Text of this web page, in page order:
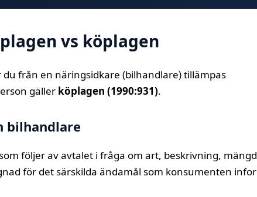
vs köplagen
från en näringsidkare (bilhandlare) tillämpas
gäller köplagen (1990:931).
bilhandlare
följer av avtalet i fråga om art, beskrivning,
för det särskilda ändamål som konsumenten